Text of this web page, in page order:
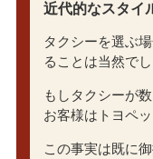
近代的なスタイ
タクシーを選ぶ
ることは当然で
もしタクシーが
お客様はトヨペ
この事実は既に